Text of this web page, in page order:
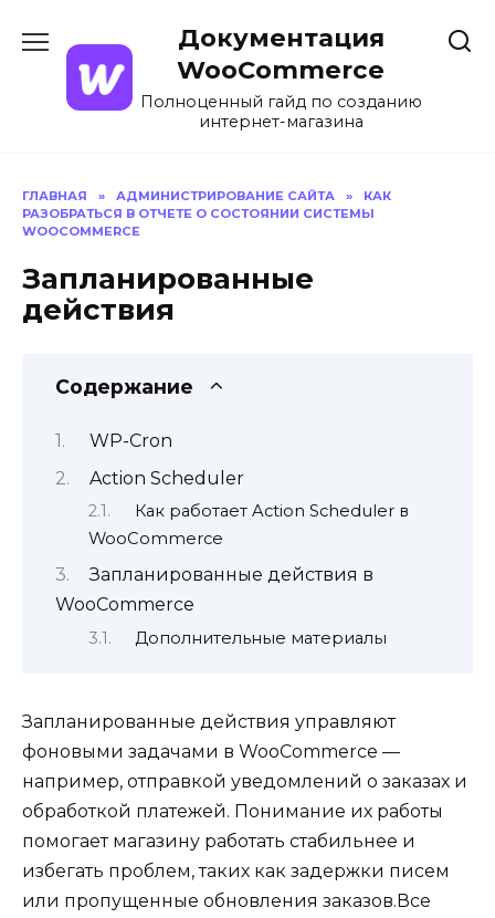
содержанию
Документация
WooCommerce
Полноценный гайд по созданию
интернет-магазина
ГЛАВНАЯ » АДМИНИСТРИРОВАНИЕ САЙТА »
КАК
РАЗОБРАТЬСЯ В ОТЧЕТЕ О СОСТОЯНИИ СИСТЕМЫ
WOOCOMMERCE
Запланированные
действия
Содержание
WP-Cron
Action Scheduler
Как работает Action Scheduler в
WooCommerce
Запланированные действия в
WooCommerce
Дополнительные материалы
Запланированные действия управляют
фоновыми задачами в WooCommerce —
например, отправкой уведомлений о заказах и
обработкой платежей. Понимание их работы
помогает магазину работать стабильнее и
избегать проблем, таких как задержки писем
или пропущенные обновления заказов.Все